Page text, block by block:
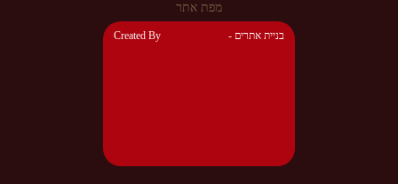
מפת אתר
Created By - בניית אתרים